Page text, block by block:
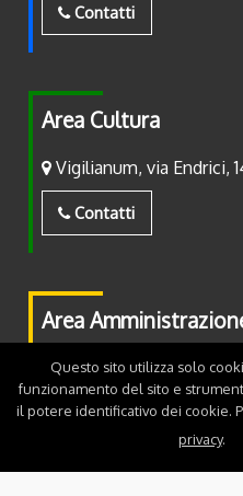
Contatti
Area Cultura
Vigilianum, via Endrici,
Contatti
Area
Piazza Fiera, 2 - 38122
Contatti
Questo sito utilizza solo
funzionamento del sito e
il potere identificativo dei cookie.
privacy.